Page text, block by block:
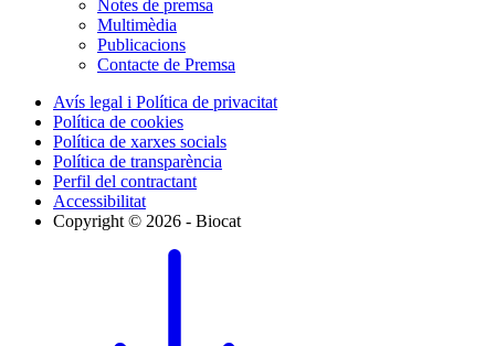
Notes de premsa
Multimèdia
Publicacions
Contacte de Premsa
Avís legal i Política de privacitat
Política de cookies
Política de xarxes socials
Política de transparència
Perfil del contractant
Accessibilitat
Copyright © 2026 - Biocat